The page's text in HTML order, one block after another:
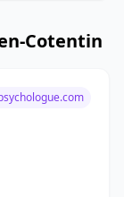
Cotentin